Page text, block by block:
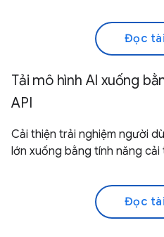
Đọc
Tải mô hình AI xuống
API
Cải thiện trải nghiệm người
lớn xuống bằng tính năng cải
Đọc